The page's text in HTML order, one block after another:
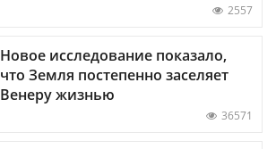
2557
Новое исследование показало,
что Земля постепенно заселяет
Венеру жизнью
36571